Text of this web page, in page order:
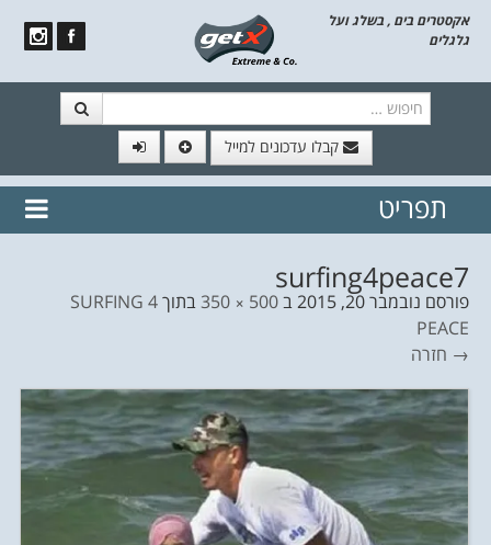
אקסטרים בים , בשלג ועל
גלגלים
קבלו עדכונים למייל
// הצטרף לרשימת תפוצה!
נשמח
תפריט
surfing4peace7
פורסם נובמבר 20, 2015 ב500 × 350 בתוךSURFING 4
PEACE
→ חזרה